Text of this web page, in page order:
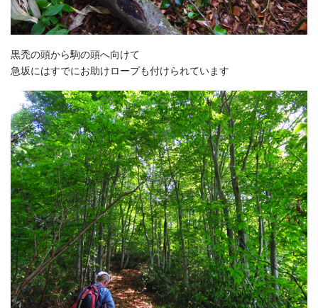
黒禿の頭から駒の頭へ向けて
急坂にはすでにお助けロープも付けられています